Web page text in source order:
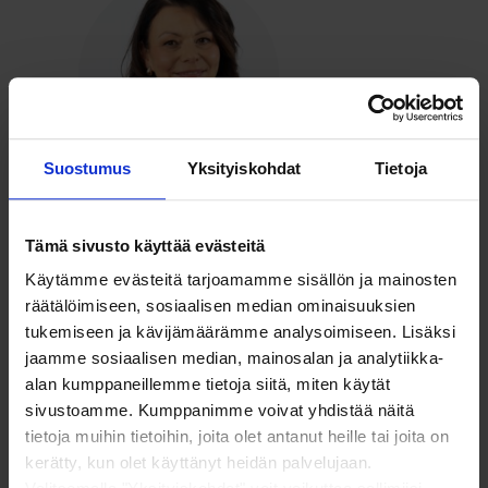
Suostumus Yksityiskohdat Tietoja
Tämä sivusto käyttää evästeitä
Käytämme evästeitä tarjoamamme sisällön ja mainosten
räätälöimiseen, sosiaalisen median ominaisuuksien
tukemiseen ja kävijämäärämme analysoimiseen. Lisäksi
jaamme sosiaalisen median, mainosalan ja analytiikka-
alan kumppaneillemme tietoja siitä, miten käytät
sivustoamme. Kumppanimme voivat yhdistää näitä
tietoja muihin tietoihin, joita olet antanut heille tai joita on
kerätty, kun olet käyttänyt heidän palvelujaan.
Miia Nahkuri